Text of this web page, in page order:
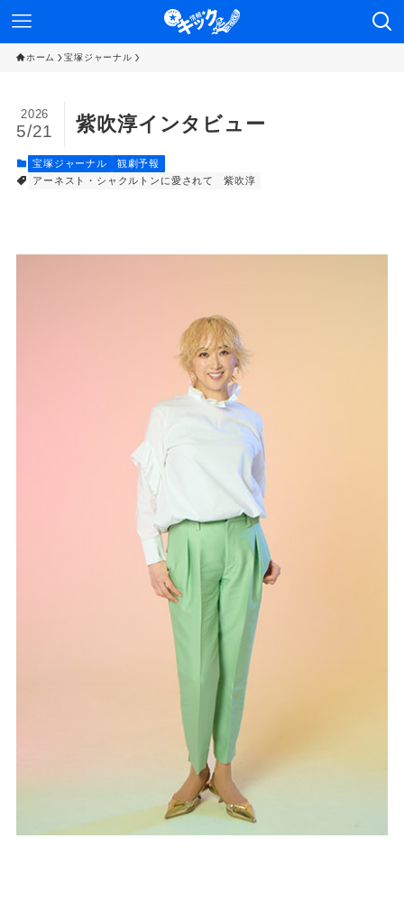
ホーム 宝塚ジャーナル
紫吹淳インタビュー
2026
5/21
宝塚ジャーナル
観劇予報
アーネスト・シャクルトンに愛されて
紫吹淳